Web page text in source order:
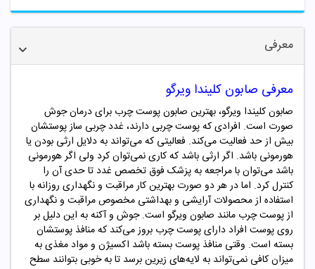
معرفی
معرفی صابون کلیندا ویرگو
صابون کلیندا ویرگو، بهترین صابون پوست چرب برای درمان جوش
صورت است. افرادی که پوست چربی دارند، غدد چربی ساز پوستشان
بیش از حد فعالیت می‌کند. فعالیتی که می‌تواند به دلایل ارثی بودن یا
هورمونی باشد. اگر ارثی باشد که کاری نمی‌توان کرد ولی اگر هورمونی
باشد می‌توان با مراجعه به پزشک فوق تخصص غدد تا حدی آن را
کنترل کرد. اما در هر دو صورت بهترین کار مراقبت و نگهداری روزانه با
استفاده از محصولات آرایشی و بهداشتی مخصوص مراقبت و نگهداری
از پوست چرب مانند صابون ویرگو است. جوش و آکنه به این دلیل بر
روی پوست افراد دارای پوست چرب بروز می‌کند که منافذ پوستشان
بسته است. وقتی منافذ پوست بسته باشد اکسیژن و مواد مغذی به
میزان کافی نمی‌تواند به لایه‌های زیرین برسد تا به خوبی بتوانند سطح